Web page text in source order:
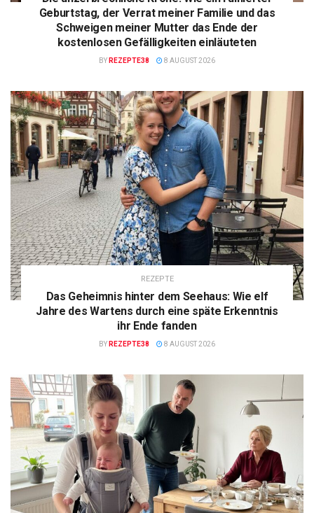
Geburtstag, der Verrat meiner Familie und das
Schweigen meiner Mutter das Ende der
kostenlosen Gefälligkeiten einläuteten
BY REZEPTE38 8 AUGUST 2026
REZEPTE
Das Geheimnis hinter dem Seehaus: Wie elf
Jahre des Wartens durch eine späte Erkenntnis
ihr Ende fanden
BY REZEPTE38 8 AUGUST 2026